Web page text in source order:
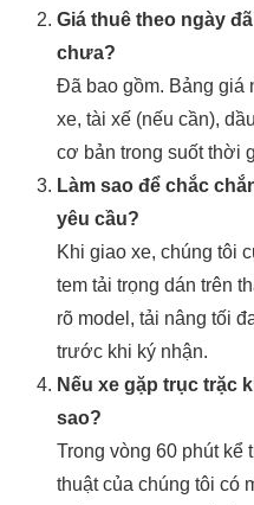
Giá thuê theo ngày
chưa?
Đã bao gồm. Bảng giá
xe, tài xế (nếu cần),
cơ bản trong suốt thời
Làm sao để chắc
yêu cầu?
Khi giao xe, chúng tôi
tem tải trọng dán trên
rõ model, tải nâng tối
trước khi ký nhận.
Nếu xe gặp trục trặc
sao?
Trong vòng 60 phút kể
thuật của chúng tôi có